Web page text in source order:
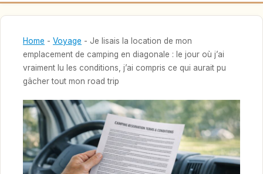
Home - Voyage - Je lisais la location de mon
emplacement de camping en diagonale : le jour où j’ai
vraiment lu les conditions, j’ai compris ce qui aurait pu
gâcher tout mon road trip